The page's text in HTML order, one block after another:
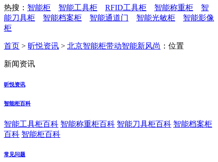
热搜： 智能柜 智能工具柜 RFID工具柜 智能称重柜
智
能刀具柜
智能档案柜 智能通道门 智能光敏柜
智能影像
柜
首页 > 昕悦资讯 > 北京智能柜带动智能新风尚 ：位置
新闻资讯
昕悦资讯
智能柜百科
智能工具柜百科 智能称重柜百科 智能刀具柜百科 智能档案柜
百科 智能柜百科
常见问题